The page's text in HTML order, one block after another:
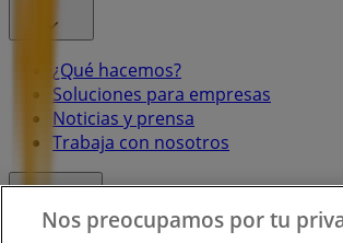
¿Qué hacemos?
Soluciones para empresas
Noticias y prensa
Trabaja con nosotros
Nos preocupamos por tu